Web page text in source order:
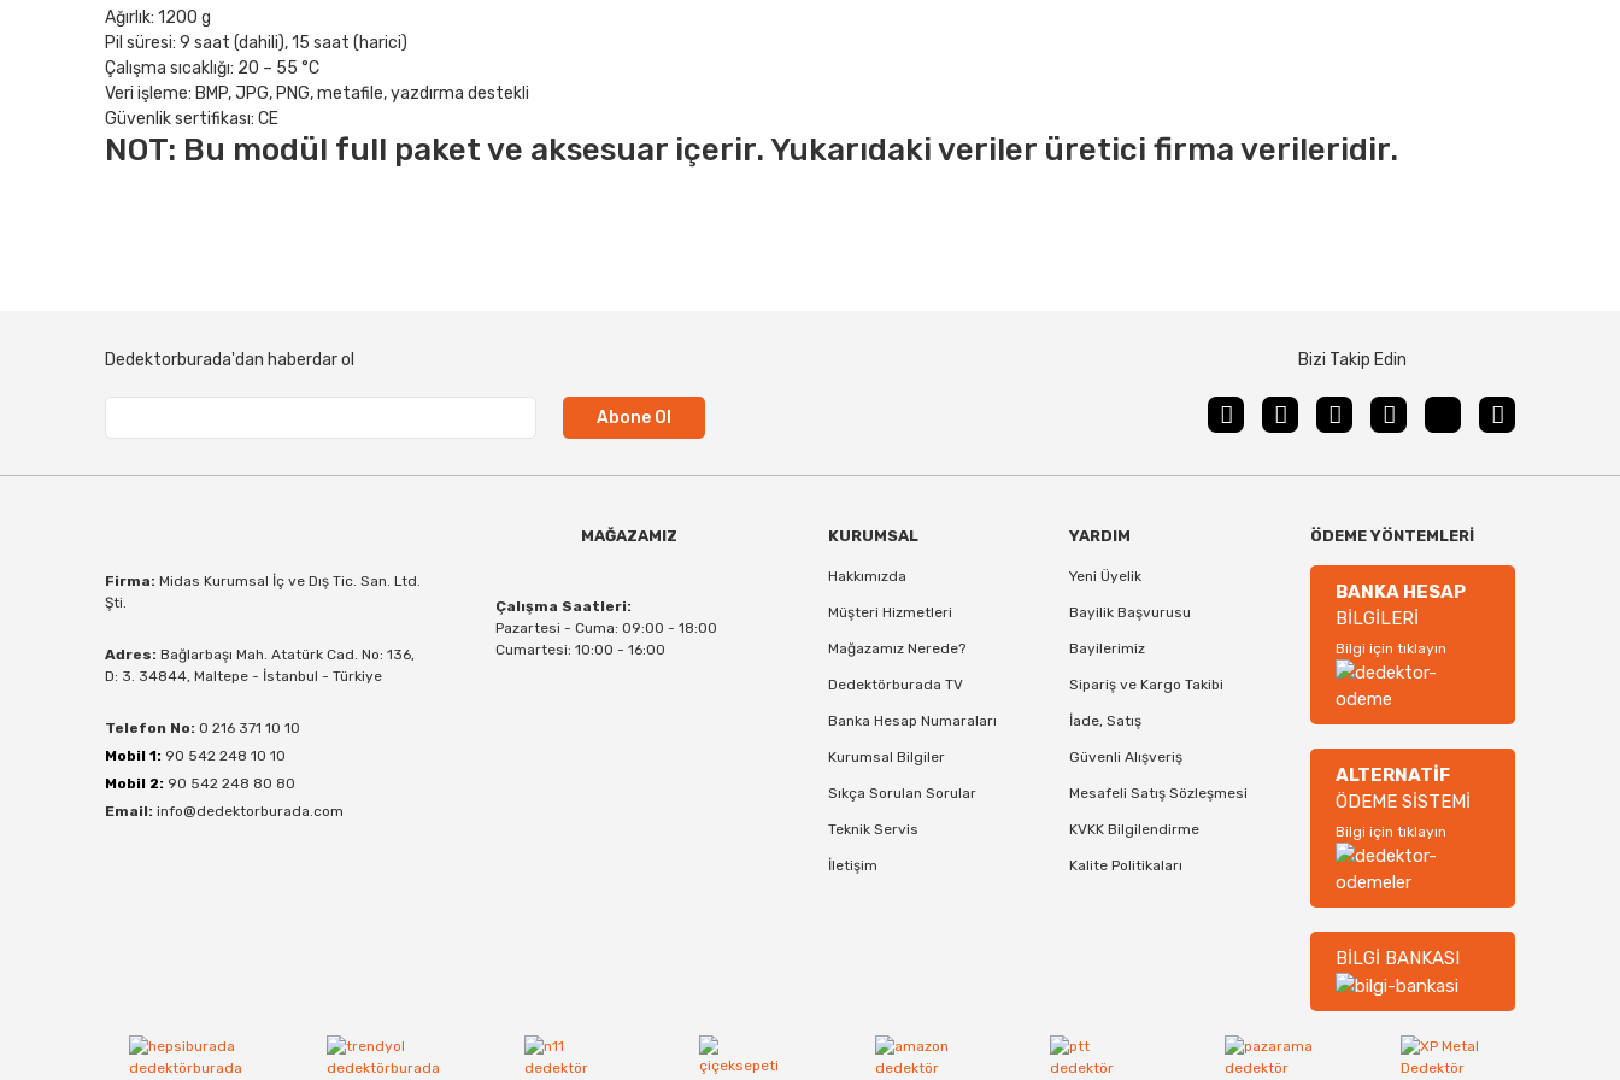
Ağırlık: 1200 g
Pil süresi: 9 saat (dahili), 15 saat (harici)
Çalışma sıcaklığı: 20 – 55 °C
Veri işleme: BMP, JPG, PNG, metafile, yazdırma destekli
Güvenlik sertifikası: CE
NOT: Bu modül full paket ve aksesuar içerir. Yukarıdaki veriler üretici firma verileridir.
Dedektorburada'dan haberdar ol
Abone Ol
Bizi Takip Edin
Firma: Midas Kurumsal İç ve Dış Tic. San. Ltd.
Şti.
Adres: Bağlarbaşı Mah. Atatürk Cad. No: 136,
D: 3. 34844, Maltepe - İstanbul - Türkiye
Telefon No: 0 216 371 10 10
Mobil 1: 90 542 248 10 10
Mobil 2: 90 542 248 80 80
Email: info@dedektorburada.com
MAĞAZAMIZ
Çalışma Saatleri:
Pazartesi - Cuma: 09:00 - 18:00
Cumartesi: 10:00 - 16:00
KURUMSAL
Hakkımızda
Müşteri Hizmetleri
Mağazamız Nerede?
Dedektörburada TV
Banka Hesap Numaraları
Kurumsal Bilgiler
Sıkça Sorulan Sorular
Teknik Servis
İletişim
YARDIM
Yeni Üyelik
Bayilik Başvurusu
Bayilerimiz
Sipariş ve Kargo Takibi
İade, Satış
Güvenli Alışveriş
Mesafeli Satış Sözleşmesi
KVKK Bilgilendirme
Kalite Politikaları
ÖDEME YÖNTEMLERİ
BANKA HESAP
BİLGİLERİ
Bilgi için tıklayın
ALTERNATİF
ÖDEME SİSTEMİ
Bilgi için tıklayın
BİLGİ BANKASI